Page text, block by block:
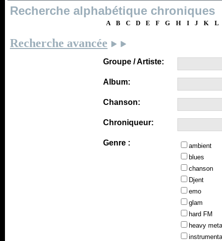
Recherche alphabétique chroniques
A B C D E F G H I J K L
Recherche avancée
Groupe / Artiste:
Album:
Chanson:
Chroniqueur:
Genre :
ambient
blues
chanson
Djent
emo
glam
hard FM
heavy